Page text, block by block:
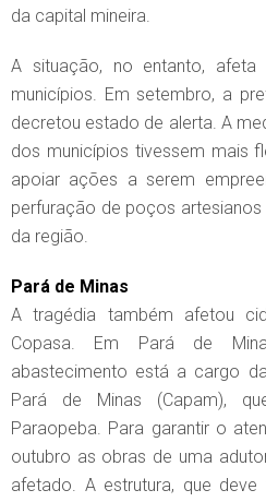
da capital mineira.
A situação, no entanto, afeta
municípios. Em setembro, a
decretou estado de alerta. A
dos municípios tivessem mais
apoiar ações a serem
perfuração de poços
da região.
Pará de Minas
A tragédia também afetou
Copasa. Em Pará de
abastecimento está a cargo
Pará de Minas (Capam),
Paraopeba. Para garantir o
outubro as obras de uma
afetado. A estrutura, que